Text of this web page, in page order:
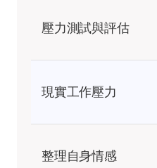
壓力測試與評估
現實工作壓力
整理自身情感